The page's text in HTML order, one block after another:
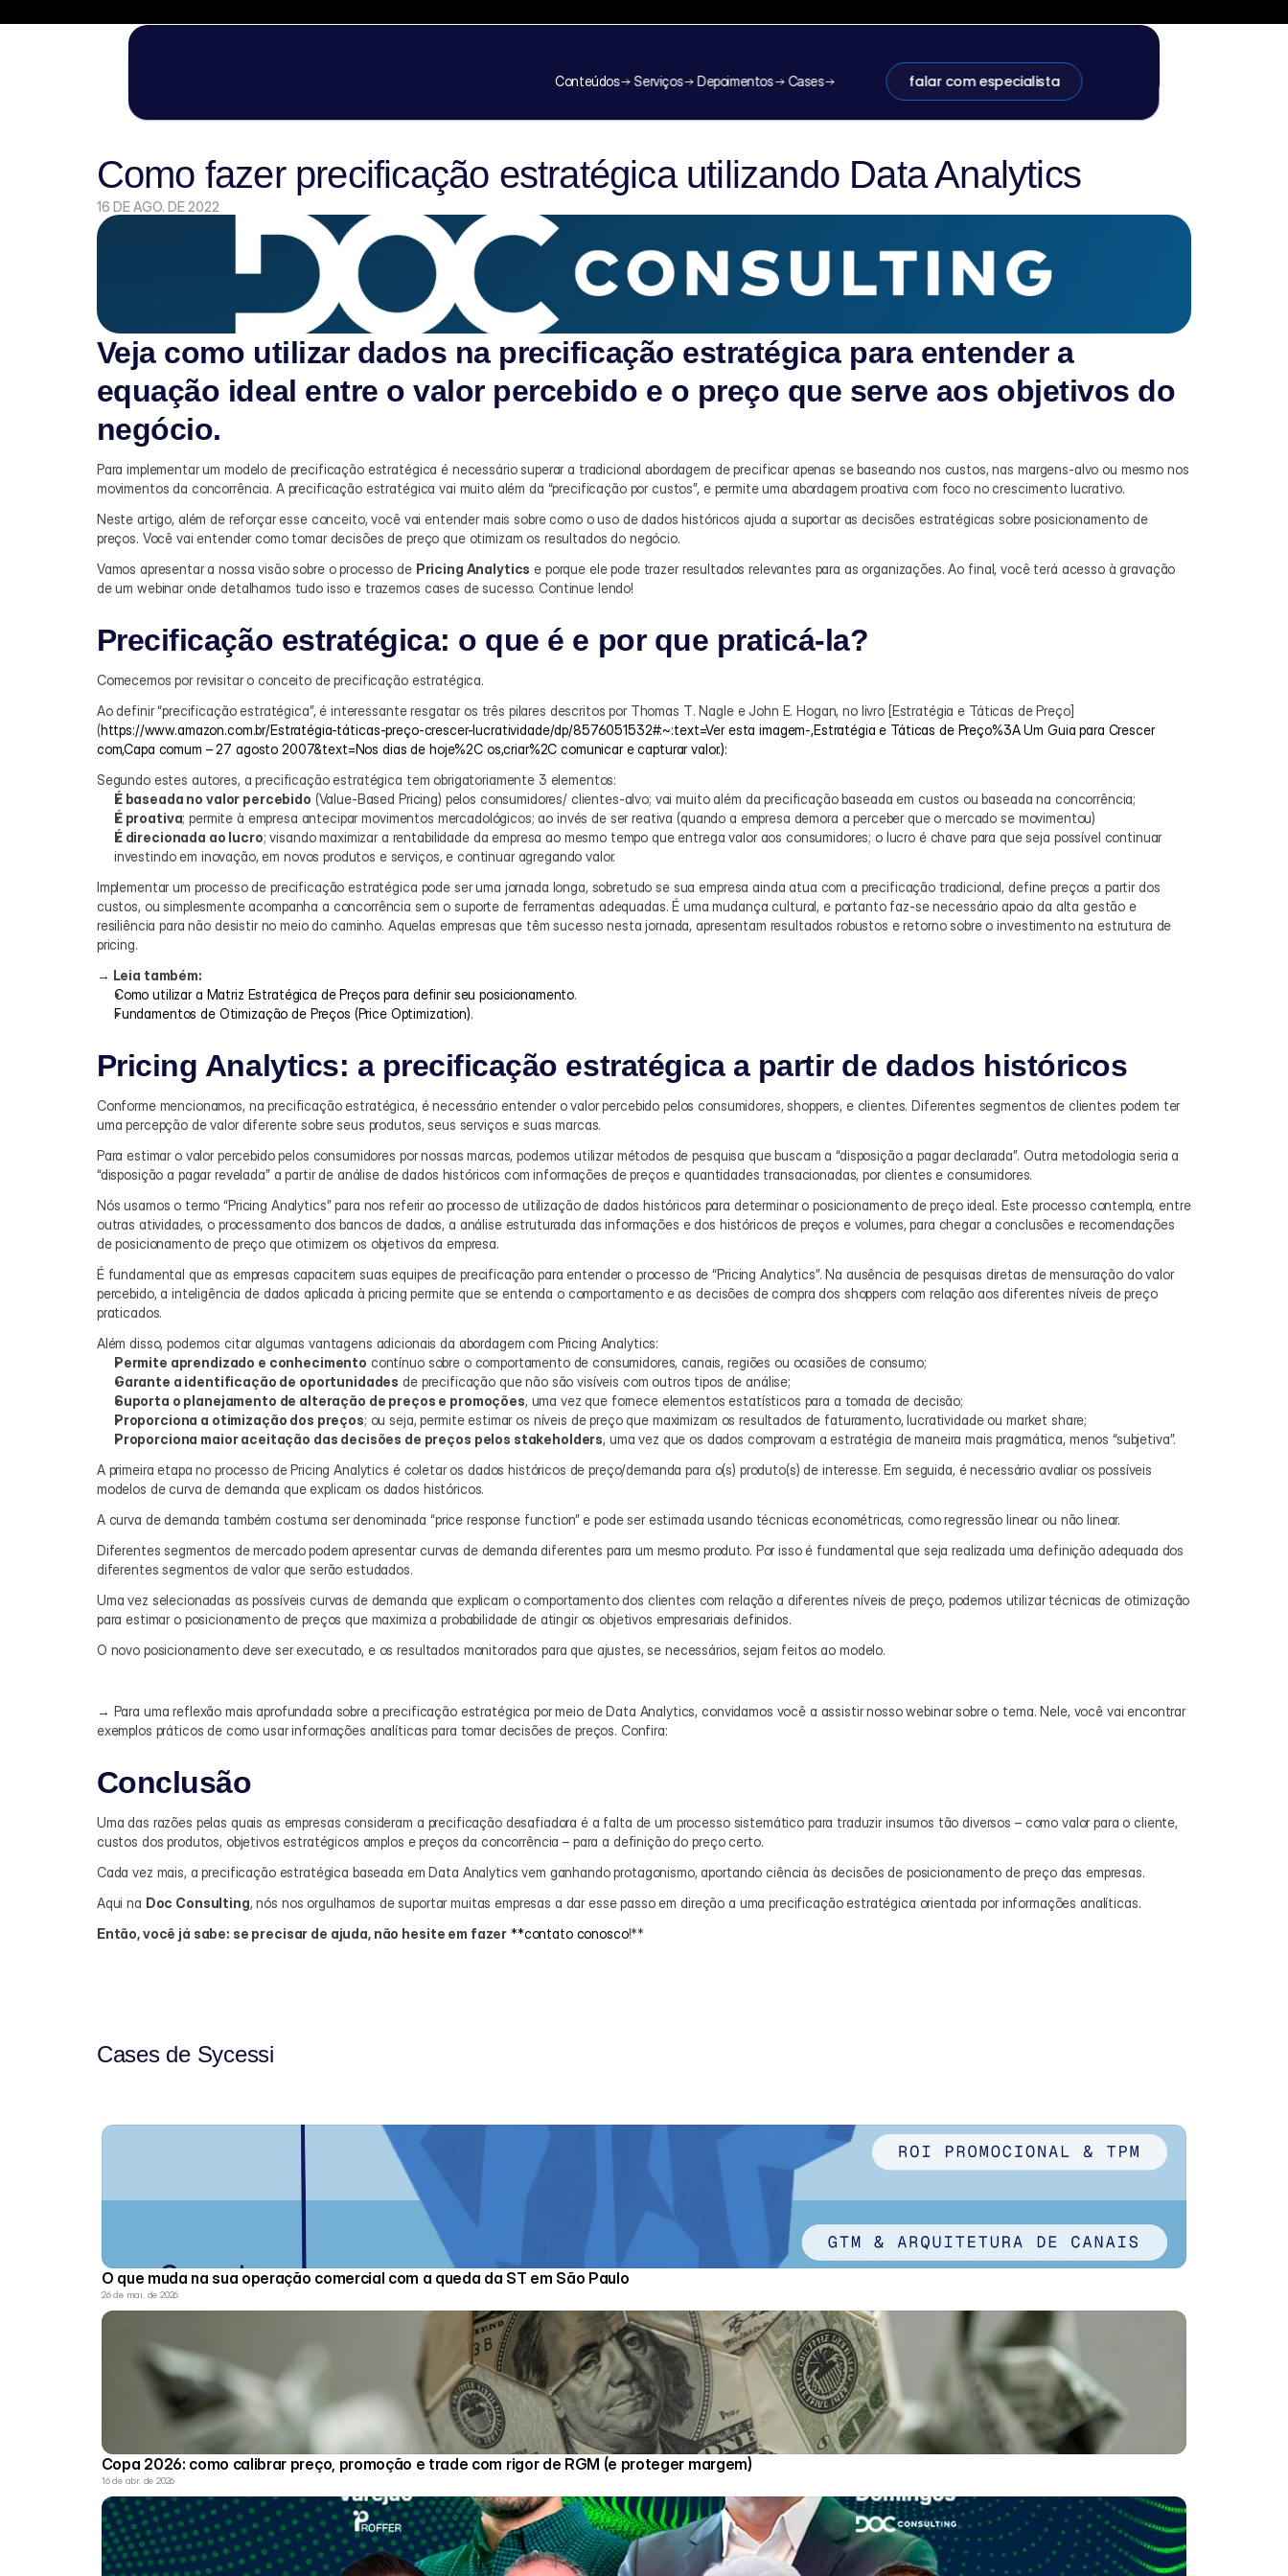
falar com especialista
Como fazer precificação estratégica utilizando Data Analytics
16 DE AGO. DE 2022
Veja como utilizar dados na precificação estratégica para entender a
equação ideal entre o valor percebido e o preço que serve aos objetivos do
negócio.
Para implementar um modelo de precificação estratégica é necessário superar a tradicional abordagem de precificar apenas se baseando nos custos, nas margens-alvo ou mesmo nos
movimentos da concorrência. A precificação estratégica vai muito além da “precificação por custos”, e permite uma abordagem proativa com foco no crescimento lucrativo.
Neste artigo, além de reforçar esse conceito, você vai entender mais sobre como o uso de dados históricos ajuda a suportar as decisões estratégicas sobre posicionamento de
preços. Você vai entender como tomar decisões de preço que otimizam os resultados do negócio.
Vamos apresentar a nossa visão sobre o processo de Pricing Analytics e porque ele pode trazer resultados relevantes para as organizações. Ao final, você terá acesso à gravação
de um webinar onde detalhamos tudo isso e trazemos cases de sucesso. Continue lendo!
Precificação estratégica: o que é e por que praticá-la?
Comecemos por revisitar o conceito de precificação estratégica.
Ao definir “precificação estratégica”, é interessante resgatar os três pilares descritos por Thomas T. Nagle e John E. Hogan, no livro [Estratégia e Táticas de Preço]
(https://www.amazon.com.br/Estratégia-táticas-preço-crescer-lucratividade/dp/8576051532#:~:text=Ver esta imagem-,Estratégia e Táticas de Preço%3A Um Guia para Crescer
com,Capa comum – 27 agosto 2007&text=Nos dias de hoje%2C os,criar%2C comunicar e capturar valor.):
Segundo estes autores, a precificação estratégica tem obrigatoriamente 3 elementos:
É baseada no valor percebido (Value-Based Pricing) pelos consumidores/ clientes-alvo; vai muito além da precificação baseada em custos ou baseada na concorrência;
É proativa; permite à empresa antecipar movimentos mercadológicos; ao invés de ser reativa (quando a empresa demora a perceber que o mercado se movimentou)
É direcionada ao lucro; visando maximizar a rentabilidade da empresa ao mesmo tempo que entrega valor aos consumidores; o lucro é chave para que seja possível continuar
investindo em inovação, em novos produtos e serviços, e continuar agregando valor.
Implementar um processo de precificação estratégica pode ser uma jornada longa, sobretudo se sua empresa ainda atua com a precificação tradicional, define preços a partir dos
custos, ou simplesmente acompanha a concorrência sem o suporte de ferramentas adequadas. É uma mudança cultural, e portanto faz-se necessário apoio da alta gestão e
resiliência para não desistir no meio do caminho. Aquelas empresas que têm sucesso nesta jornada, apresentam resultados robustos e retorno sobre o investimento na estrutura de
pricing.
→ Leia também:
Como utilizar a Matriz Estratégica de Preços para definir seu posicionamento.
Fundamentos de Otimização de Preços (Price Optimization).
Pricing Analytics: a precificação estratégica a partir de dados históricos
Conforme mencionamos, na precificação estratégica, é necessário entender o valor percebido pelos consumidores, shoppers, e clientes. Diferentes segmentos de clientes podem ter
uma percepção de valor diferente sobre seus produtos, seus serviços e suas marcas.
Para estimar o valor percebido pelos consumidores por nossas marcas, podemos utilizar métodos de pesquisa que buscam a “disposição a pagar declarada”. Outra metodologia seria a
“disposição a pagar revelada” a partir de análise de dados históricos com informações de preços e quantidades transacionadas, por clientes e consumidores.
Nós usamos o termo “Pricing Analytics” para nos referir ao processo de utilização de dados históricos para determinar o posicionamento de preço ideal. Este processo contempla, entre
outras atividades, o processamento dos bancos de dados, a análise estruturada das informações e dos históricos de preços e volumes, para chegar a conclusões e recomendações
de posicionamento de preço que otimizem os objetivos da empresa.
É fundamental que as empresas capacitem suas equipes de precificação para entender o processo de “Pricing Analytics”. Na ausência de pesquisas diretas de mensuração do valor
percebido, a inteligência de dados aplicada à pricing permite que se entenda o comportamento e as decisões de compra dos shoppers com relação aos diferentes níveis de preço
praticados.
Além disso, podemos citar algumas vantagens adicionais da abordagem com Pricing Analytics:
Permite aprendizado e conhecimento contínuo sobre o comportamento de consumidores, canais, regiões ou ocasiões de consumo;
Garante a identificação de oportunidades de precificação que não são visíveis com outros tipos de análise;
Suporta o planejamento de alteração de preços e promoções, uma vez que fornece elementos estatísticos para a tomada de decisão;
Proporciona a otimização dos preços; ou seja, permite estimar os níveis de preço que maximizam os resultados de faturamento, lucratividade ou market share;
Proporciona maior aceitação das decisões de preços pelos stakeholders, uma vez que os dados comprovam a estratégia de maneira mais pragmática, menos “subjetiva”.
A primeira etapa no processo de Pricing Analytics é coletar os dados históricos de preço/demanda para o(s) produto(s) de interesse. Em seguida, é necessário avaliar os possíveis
modelos de curva de demanda que explicam os dados históricos.
A curva de demanda também costuma ser denominada “price response function” e pode ser estimada usando técnicas econométricas, como regressão linear ou não linear.
Diferentes segmentos de mercado podem apresentar curvas de demanda diferentes para um mesmo produto. Por isso é fundamental que seja realizada uma definição adequada dos
diferentes segmentos de valor que serão estudados.
Uma vez selecionadas as possíveis curvas de demanda que explicam o comportamento dos clientes com relação a diferentes níveis de preço, podemos utilizar técnicas de otimização
para estimar o posicionamento de preços que maximiza a probabilidade de atingir os objetivos empresariais definidos.
O novo posicionamento deve ser executado, e os resultados monitorados para que ajustes, se necessários, sejam feitos ao modelo.
→ Para uma reflexão mais aprofundada sobre a precificação estratégica por meio de Data Analytics, convidamos você a assistir nosso webinar sobre o tema. Nele, você vai encontrar
exemplos práticos de como usar informações analíticas para tomar decisões de preços. Confira:
Conclusão
Uma das razões pelas quais as empresas consideram a precificação desafiadora é a falta de um processo sistemático para traduzir insumos tão diversos – como valor para o cliente,
custos dos produtos, objetivos estratégicos amplos e preços da concorrência – para a definição do preço certo.
Cada vez mais, a precificação estratégica baseada em Data Analytics vem ganhando protagonismo, aportando ciência às decisões de posicionamento de preço das empresas.
Aqui na Doc Consulting, nós nos orgulhamos de suportar muitas empresas a dar esse passo em direção a uma precificação estratégica orientada por informações analíticas.
Então, você já sabe: se precisar de ajuda, não hesite em fazer **contato conosco!**
Cases de Sycessi
O que muda na sua operação comercial com a queda da ST em São Paulo
26 de mai. de 2026
Copa 2026: como calibrar preço, promoção e trade com rigor de RGM (e proteger margem)
16 de abr. de 2026
Conteúdos Serviços Depoimentos Cases falar com especialista